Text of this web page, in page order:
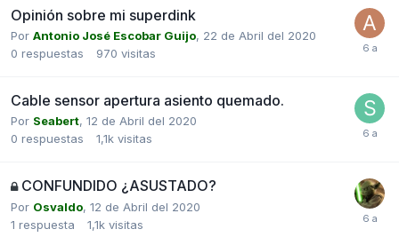
Opinión sobre mi superdink
Por Antonio José Escobar Guijo, 22 de Abril del 2020
0 respuestas 970 visitas
Cable sensor apertura asiento quemado.
Por Seabert, 12 de Abril del 2020
0 respuestas 1,1k visitas
CONFUNDIDO ¿ASUSTADO?
Por Osvaldo, 12 de Abril del 2020
1 respuesta 1,1k visitas